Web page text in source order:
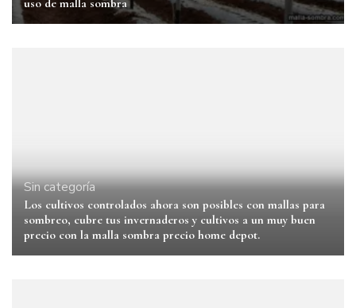
uso de malla sombra
Sin categoría
Los cultivos controlados ahora son posibles con mallas para
sombreo, cubre tus invernaderos y cultivos a un muy buen
precio con la malla sombra precio home depot.